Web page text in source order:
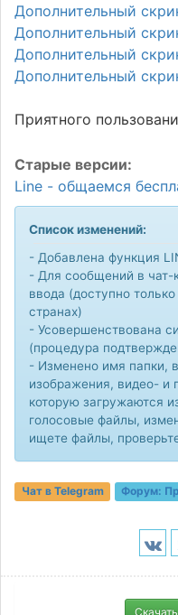
Дополнительный
Дополнительный
Дополнительный
Дополнительный
Приятного
Старые версии:
Line - общаемся
Список изменений:
- Добавлена функция
- Для сообщений в чат-
ввода (доступно
странах)
- Усовершенствована
(процедура
- Изменено имя папки,
изображения, видео- и
которую загружаются
голосовые файлы,
ищете файлы,
Чат в Telegram Форум: